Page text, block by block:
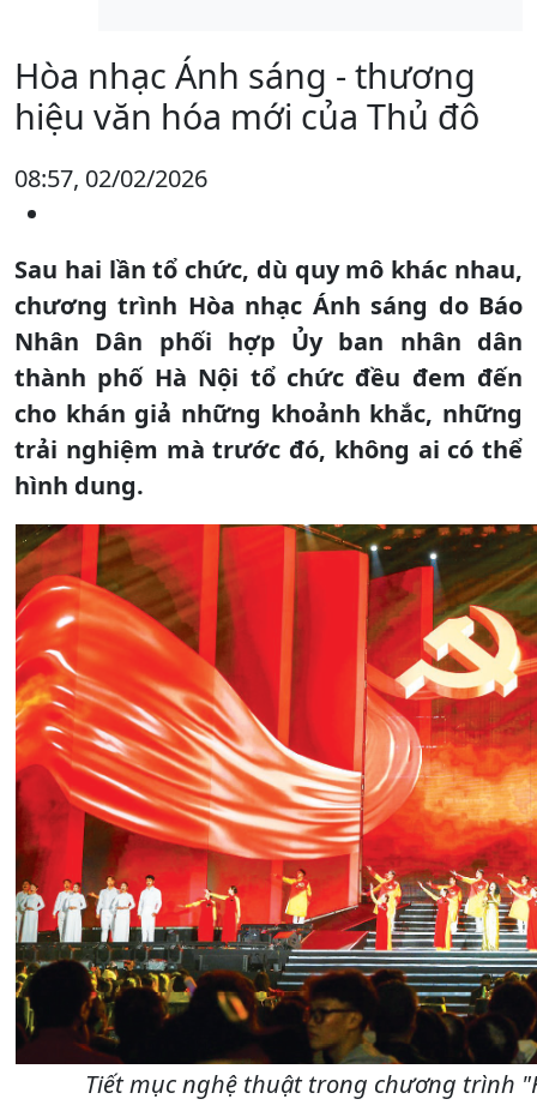
Hòa nhạc Ánh sáng - thương
hiệu văn hóa mới của Thủ đô
08:57, 02/02/2026
Sau hai lần tổ chức, dù quy mô khác nhau,
chương trình Hòa nhạc Ánh sáng do Báo
Nhân Dân phối hợp Ủy ban nhân dân
thành phố Hà Nội tổ chức đều đem đến
cho khán giả những khoảnh khắc, những
trải nghiệm mà trước đó, không ai có thể
hình dung.
Tiết mục nghệ thuật trong chương trình